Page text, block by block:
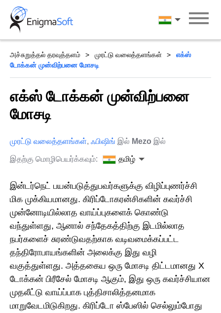
Skip
content
தமிழ்
அச்சுறுத்தல் தரவுத்தளம் முரட்டு வலைத்தளங்கள்
எக்ஸ்
டோக்கன் முன்விற்பனை மோசடி
எக்ஸ் டோக்கன் முன்விற்பனை
மோசடி
முரட்டு வலைத்தளங்கள், ஃபிஷிங் இல் Mezo இல்
இதற்கு மொழிபெயர்க்கவும்: தமிழ்
இன்டர்நெட் பயன்படுத்துபவர்களுக்கு விழிப்புணர்ச்சி
மிக முக்கியமானது. கிரிப்டோகரன்சிகளின் கவர்ச்சி
முன்னோடியில்லாத வாய்ப்புகளைக் கொண்டு
வந்துள்ளது, ஆனால் சந்தேகத்திற்கு இடமில்லாத
நபர்களைச் சுரண்டுவதற்காக வடிவமைக்கப்பட்ட
தந்திரோபாயங்களின் அலைக்கு இது வழி
வகுத்துள்ளது. அத்தகைய ஒரு மோசடி திட்டமானது X
டோக்கன் பிரீசேல் மோசடி ஆகும், இது ஒரு கவர்ச்சியான
முதலீட்டு வாய்ப்பாக புத்திசாலித்தனமாக
மாறுவேடமிடுகிறது. கிரிப்டோ ஸ்பேஸில் செல்லும்போது